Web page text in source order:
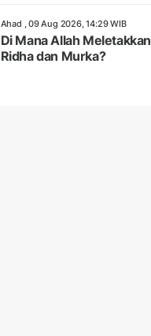
Ahad , 09 Aug 2026, 14:29 WIB
Di Mana Allah Meletakkan
Ridha dan Murka?